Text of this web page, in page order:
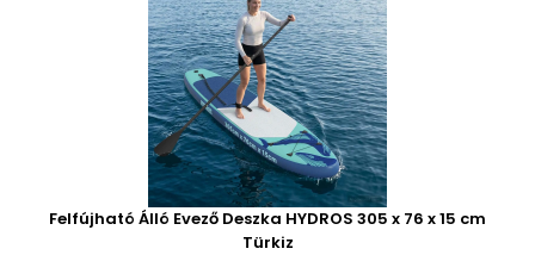
Felfújható Álló Evező Deszka HYDROS 305 x 76 x 15 cm
Türkiz